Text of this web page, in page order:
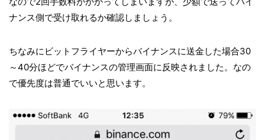
ナンス側で受け取れるか確認しましょう。
ちなみにビットフライヤーからバイナンスに送金した場合30
～40分ほどでバイナンスの管理画面に反映されました。なの
で優先度は普通でいいと思います。